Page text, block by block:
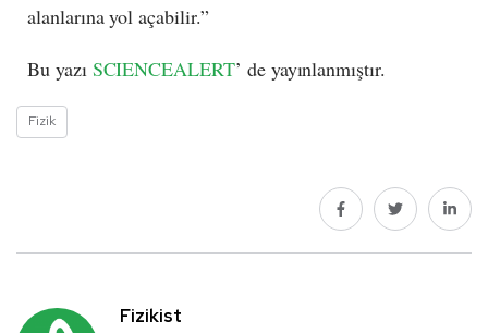
alanlarına yol açabilir.”
Bu yazı SCIENCEALERT’ de yayınlanmıştır.
Fizik
Fizikist